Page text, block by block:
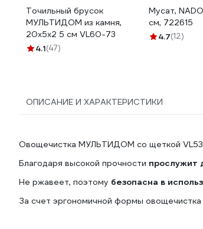
Точильный брусок
МУЛЬТИДОМ из камня,
20х5х2 5 см VL60-73
4.1(47)
Мусат,
см, 722615
4.7(12)
ОПИСАНИЕ И ХАРАКТЕРИСТИКИ
Овощечистка МУЛЬТИДОМ со щеткой
Благодаря высокой прочности прослужит
Не ржавеет, поэтому безопасна в
За счет эргономичной формы овощечистка